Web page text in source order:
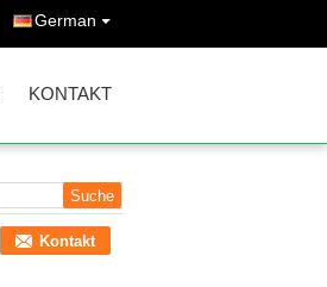
German
KONTAKT
Kontakt